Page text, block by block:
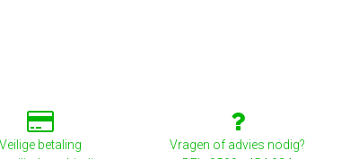
Veilige betaling
Vragen of advies nodig?